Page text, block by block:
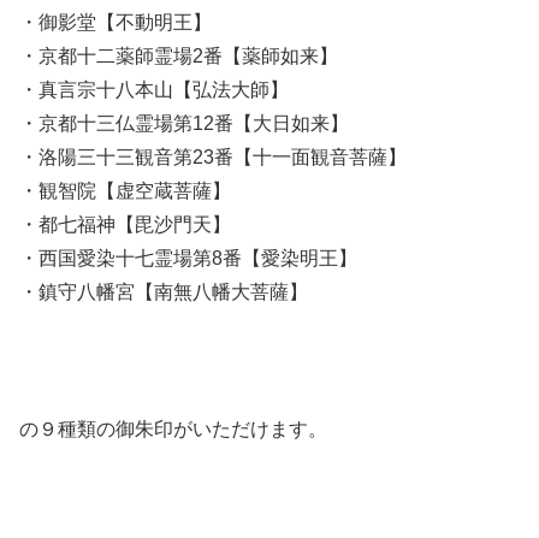
・御影堂【不動明王】
・京都十二薬師霊場2番【薬師如来】
・真言宗十八本山【弘法大師】
・京都十三仏霊場第12番【大日如来】
・洛陽三十三観音第23番【十一面観音菩薩】
・観智院【虚空蔵菩薩】
・都七福神【毘沙門天】
・西国愛染十七霊場第8番【愛染明王】
・鎮守八幡宮【南無八幡大菩薩】
の９種類の御朱印がいただけます。